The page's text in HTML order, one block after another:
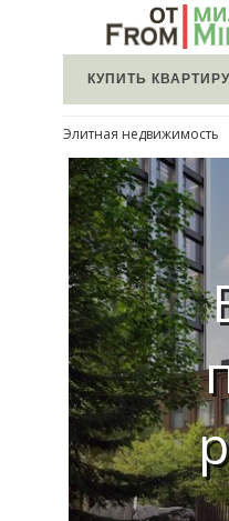
КУПИТЬ КВАРТИРУ
Элитная недвижимость